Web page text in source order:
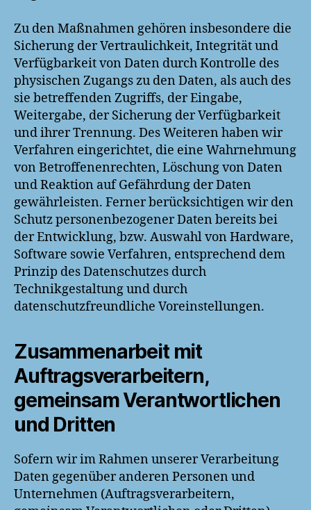
Zu den Maßnahmen gehören insbesondere die
Sicherung der Vertraulichkeit, Integrität und
Verfügbarkeit von Daten durch Kontrolle des
physischen Zugangs zu den Daten, als auch des
sie betreffenden Zugriffs, der Eingabe,
Weitergabe, der Sicherung der Verfügbarkeit
und ihrer Trennung. Des Weiteren haben wir
Verfahren eingerichtet, die eine Wahrnehmung
von Betroffenenrechten, Löschung von Daten
und Reaktion auf Gefährdung der Daten
gewährleisten. Ferner berücksichtigen wir den
Schutz personenbezogener Daten bereits bei
der Entwicklung, bzw. Auswahl von Hardware,
Software sowie Verfahren, entsprechend dem
Prinzip des Datenschutzes durch
Technikgestaltung und durch
datenschutzfreundliche Voreinstellungen.
Zusammenarbeit mit
Auftragsverarbeitern,
gemeinsam Verantwortlichen
und Dritten
Sofern wir im Rahmen unserer Verarbeitung
Daten gegenüber anderen Personen und
Unternehmen (Auftragsverarbeitern,